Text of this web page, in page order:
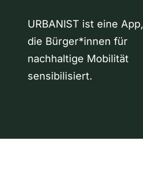
URBANIST ist eine App,
die Bürger*innen für
nachhaltige Mobilität
sensibilisiert.